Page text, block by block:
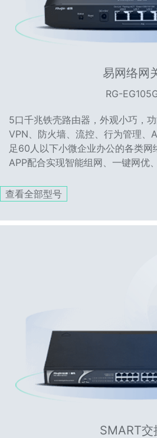
易网络网
RG-
5口千兆铁壳路由器，外观小巧，功
VPN、防火墙、流控、行为管理、
足60人以下小微企业办公的各类网
APP配合实现智能组网、一键网优
查看全部型号
SMART交